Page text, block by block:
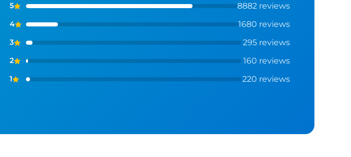
5 8882 reviews
4 1680 reviews
3 295 reviews
2 160 reviews
1 220 reviews